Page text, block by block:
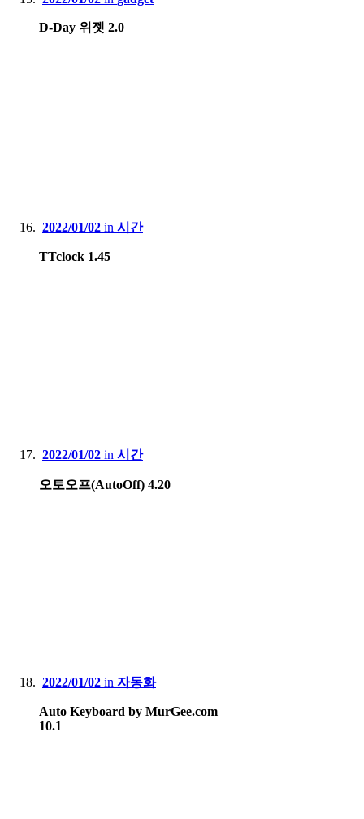
D-Day 위젯 2.0
2022/01/02 in 시간
TTclock 1.45
2022/01/02 in 시간
오토오프(AutoOff) 4.20
2022/01/02 in 자동화
Auto Keyboard by MurGee.com
10.1